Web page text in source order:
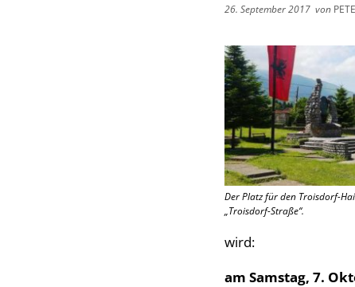
26. September 2017 von
Der Platz für den Troisdorf-
„Troisdorf-Straße“.
wird:
am Samstag, 7.